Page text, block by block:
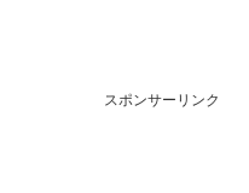
スポンサーリンク